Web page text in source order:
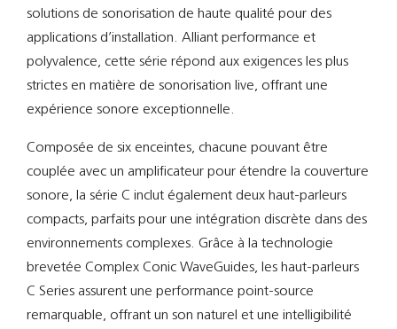
Support
solutions de sonorisation de haute qualité pour des
applications d’installation. Alliant performance et
polyvalence, cette série répond aux exigences les plus
strictes en matière de sonorisation live, offrant une
expérience sonore exceptionnelle.
Composée de six enceintes, chacune pouvant être
couplée avec un amplificateur pour étendre la couverture
sonore, la série C inclut également deux haut-parleurs
compacts, parfaits pour une intégration discrète dans des
environnements complexes. Grâce à la technologie
brevetée Complex Conic WaveGuides, les haut-parleurs
C Series assurent une performance point-source
remarquable, offrant un son naturel et une intelligibilité